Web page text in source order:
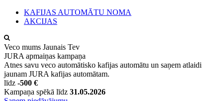
KAFIJAS AUTOMĀTU NOMA
AKCIJAS
Veco mums Jaunais Tev
JURA apmaiņas kampaņa
Atnes savu veco automātisko kafijas automātu un saņem atlaidi
jaunam JURA kafijas automātam.
līdz -500 €
Kampaņa spēkā līdz 31.05.2026